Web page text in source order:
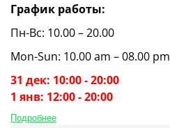
График работы:
Пн-Вс: 10.00 – 20.00
Mon-Sun: 10.00 am – 08.00 pm
31 дек: 10:00 - 20:00
1 янв: 12:00 - 20:00
Подробнее